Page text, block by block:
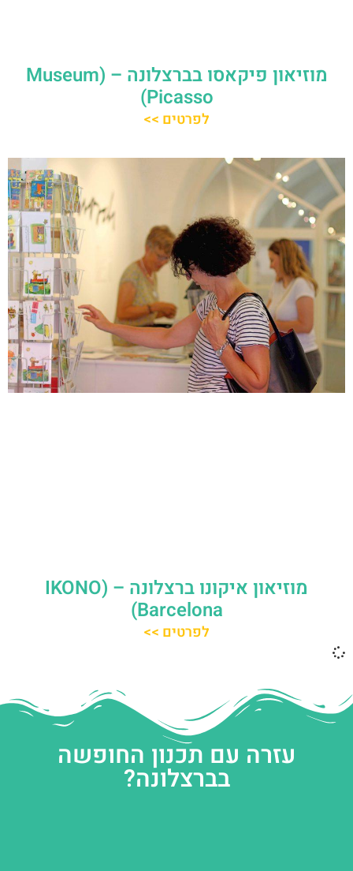
מוזיאון פיקאסו בברצלונה – (Museum
Picasso)
לפרטים >>
מוזיאון איקונו ברצלונה – (IKONO
Barcelona)
לפרטים >>
עזרה עם תכנון החופשה
בברצלונה?